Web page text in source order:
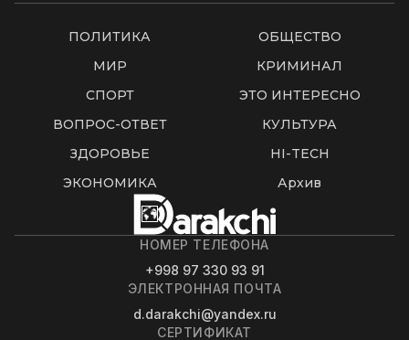
ПОЛИТИКА
ОБЩЕСТВО
МИР
КРИМИНАЛ
СПОРТ
ЭТО ИНТЕРЕСНО
ВОПРОС-ОТВЕТ
КУЛЬТУРА
ЗДОРОВЬЕ
HI-TECH
ЭКОНОМИКА
Архив
НОМЕР ТЕЛЕФОНА
+998 97 330 93 91
ЭЛЕКТРОННАЯ ПОЧТА
d.darakchi@yandex.ru
СЕРТИФИКАТ